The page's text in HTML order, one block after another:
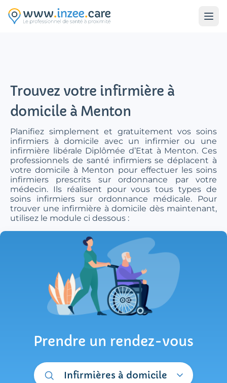
Trouvez votre infirmière à
domicile à Menton
Planifiez simplement et gratuitement vos soins
infirmiers à domicile avec un infirmier ou une
infirmière libérale Diplômée d’Etat à Menton. Ces
professionnels de santé infirmiers se déplacent à
votre domicile à Menton pour effectuer les soins
infirmiers prescrits sur ordonnance par votre
médecin. Ils réalisent pour vous tous types de
soins infirmiers sur ordonnance médicale. Pour
trouver une infirmière à domicile dès maintenant,
utilisez le module ci dessous :
Prendre un rendez-vous
Infirmières à domicile